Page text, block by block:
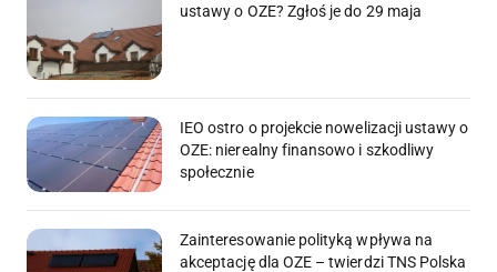
ustawy o OZE? Zgłoś je do 29 maja
IEO ostro o projekcie nowelizacji ustawy o
OZE: nierealny finansowo i szkodliwy
społecznie
Zainteresowanie polityką wpływa na
akceptację dla OZE – twierdzi TNS Polska